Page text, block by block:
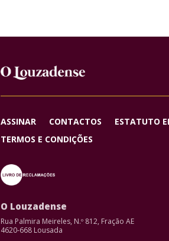
ASSINAR CONTACTOS ESTATUTO
TERMOS E CONDIÇÕES
O Louzadense
Rua Palmira Meireles, N.º 812, Fração AE
4620-668 Lousada